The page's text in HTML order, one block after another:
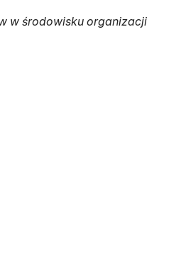
w środowisku organizacji